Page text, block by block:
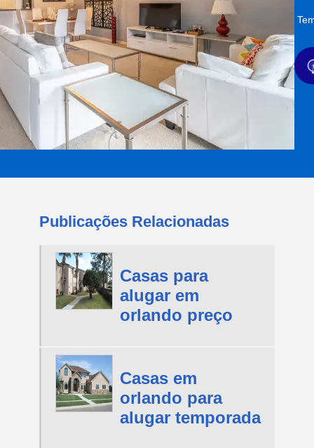
Publicações Relacionadas
Casas para
alugar em
orlando preço
Casas em
orlando para
alugar temporada